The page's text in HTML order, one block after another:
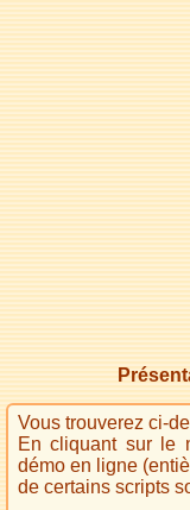
Vous trouverez ci-
En cliquant sur le
démo en ligne
de certains scripts